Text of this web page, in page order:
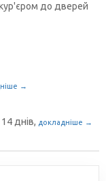
до дверей
→
днів, докладніше →